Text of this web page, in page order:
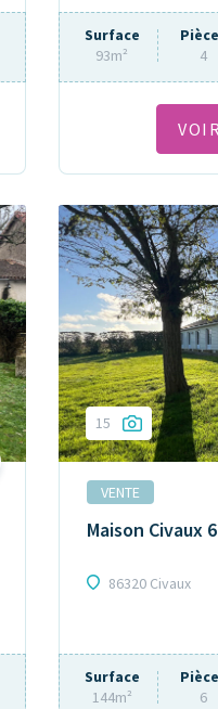
Surface
93m²
4
15
VENTE
Maison Civaux
86320 Civaux
Surface
144m²
6